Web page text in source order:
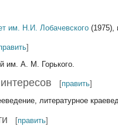
им. Н.И. Лобачевского (1975),
]
им. А. М. Горького.
[править]
литературное
[править]